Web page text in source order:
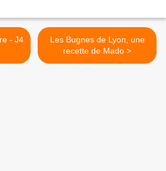
Les Bugnes de Lyon, une
recette de Mado >